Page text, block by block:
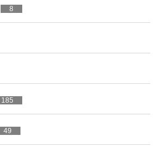
8
185
49